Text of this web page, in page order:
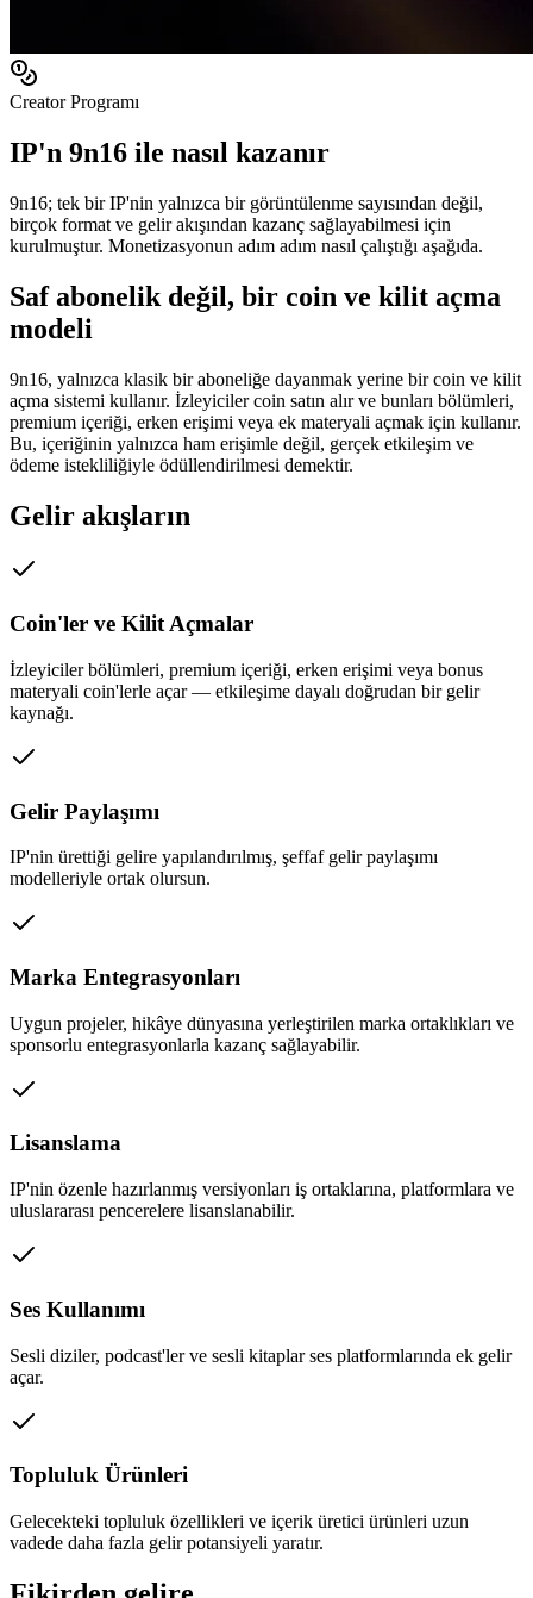
Creator Programı
IP'n 9n16 ile nasıl kazanır
9n16; tek bir IP'nin yalnızca bir görüntülenme sayısından değil,
birçok format ve gelir akışından kazanç sağlayabilmesi için
kurulmuştur. Monetizasyonun adım adım nasıl çalıştığı aşağıda.
Saf abonelik değil, bir coin ve kilit açma
modeli
9n16, yalnızca klasik bir aboneliğe dayanmak yerine bir coin ve kilit
açma sistemi kullanır. İzleyiciler coin satın alır ve bunları bölümleri,
premium içeriği, erken erişimi veya ek materyali açmak için kullanır.
Bu, içeriğinin yalnızca ham erişimle değil, gerçek etkileşim ve
ödeme istekliliğiyle ödüllendirilmesi demektir.
Gelir akışların
Coin'ler ve Kilit Açmalar
İzleyiciler bölümleri, premium içeriği, erken erişimi veya bonus
materyali coin'lerle açar — etkileşime dayalı doğrudan bir gelir
kaynağı.
Gelir Paylaşımı
IP'nin ürettiği gelire yapılandırılmış, şeffaf gelir paylaşımı
modelleriyle ortak olursun.
Marka Entegrasyonları
Uygun projeler, hikâye dünyasına yerleştirilen marka ortaklıkları ve
sponsorlu entegrasyonlarla kazanç sağlayabilir.
Lisanslama
IP'nin özenle hazırlanmış versiyonları iş ortaklarına, platformlara ve
uluslararası pencerelere lisanslanabilir.
Ses Kullanımı
Sesli diziler, podcast'ler ve sesli kitaplar ses platformlarında ek gelir
açar.
Topluluk Ürünleri
Gelecekteki topluluk özellikleri ve içerik üretici ürünleri uzun
vadede daha fazla gelir potansiyeli yaratır.